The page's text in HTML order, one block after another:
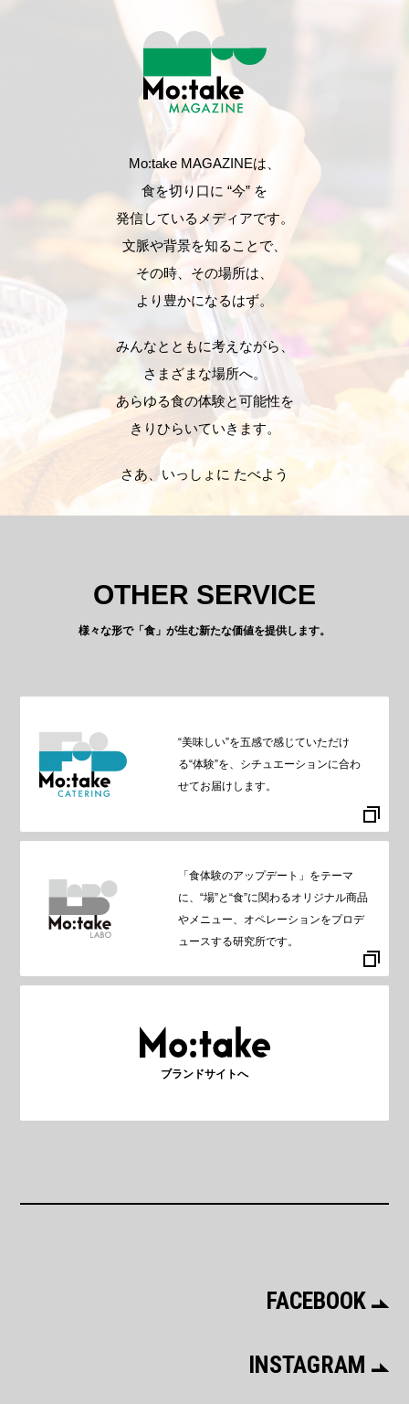
Mo:take MAGAZINEは、
食を切り口に “今” を
発信しているメディアです。
文脈や背景を知ることで、
その時、その場所は、
より豊かになるはず。
みんなとともに考えながら、
さまざまな場所へ。
あらゆる食の体験と可能性を
きりひらいていきます。
さあ、いっしょに たべよう
OTHER SERVICE
様々な形で「食」が生む新たな価値を提供します。
“美味しい”を五感で感じていただけ
る“体験”を、シチュエーションに合わ
せてお届けします。
「食体験のアップデート」をテーマ
に、“場”と“食”に関わるオリジナル商品
やメニュー、オペレーションをプロデ
ュースする研究所です。
ブランドサイトへ
FACEBOOK
INSTAGRAM